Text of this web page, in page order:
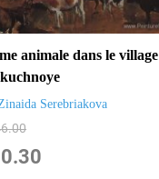
animale dans le village
Serebriakova